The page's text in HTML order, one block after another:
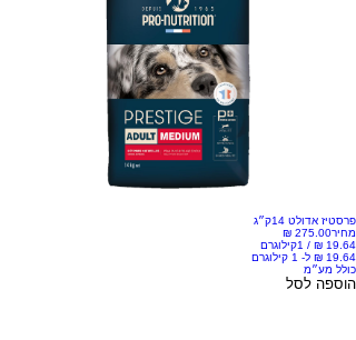
פרסטיז אדולט 14ק״ג
מחיר
/ 1קילוגרם
כולל מע״מ
הוספה לסל